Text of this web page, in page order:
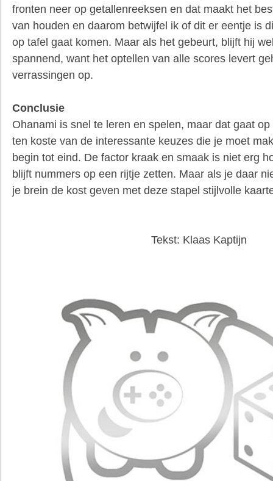
fronten neer op getallenreeksen en dat maakt het
van houden en daarom betwijfel ik of dit er eentje is
op tafel gaat komen. Maar als het gebeurt, blijft hij
spannend, want het optellen van alle scores levert
verrassingen op.
Conclusie
Ohanami is snel te leren en spelen, maar dat gaat
ten koste van de interessante keuzes die je moet
begin tot eind. De factor kraak en smaak is niet erg
blijft nummers op een rijtje zetten. Maar als je daar
je brein de kost geven met deze stapel stijlvolle
Tekst: Klaas Kaptijn